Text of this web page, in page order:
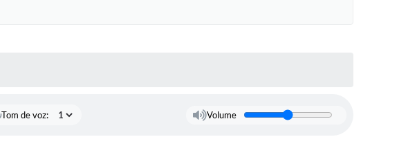
Tom de voz: Volume